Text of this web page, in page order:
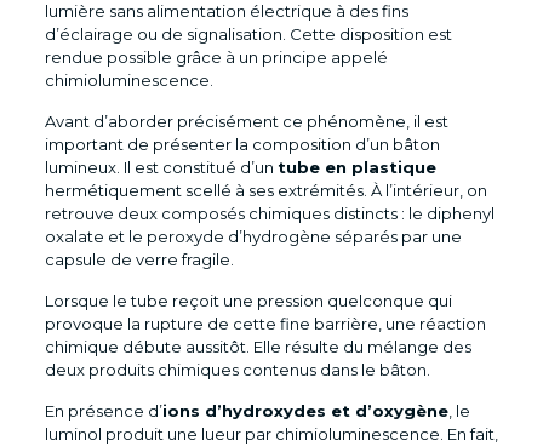
lumière sans alimentation électrique à des fins
d’éclairage ou de signalisation. Cette disposition est
rendue possible grâce à un principe appelé
chimioluminescence.
Avant d’aborder précisément ce phénomène, il est
important de présenter la composition d’un bâton
lumineux. Il est constitué d’un tube en plastique
hermétiquement scellé à ses extrémités. À l’intérieur, on
retrouve deux composés chimiques distincts : le diphenyl
oxalate et le peroxyde d’hydrogène séparés par une
capsule de verre fragile.
Lorsque le tube reçoit une pression quelconque qui
provoque la rupture de cette fine barrière, une réaction
chimique débute aussitôt. Elle résulte du mélange des
deux produits chimiques contenus dans le bâton.
En présence d’ions d’hydroxydes et d’oxygène, le
luminol produit une lueur par chimioluminescence. En fait,